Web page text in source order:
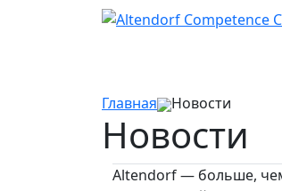
Главная Новости
Новости
Altendorf — больше,